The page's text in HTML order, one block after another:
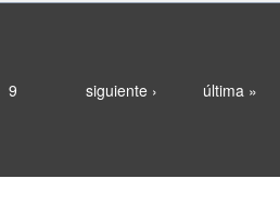
9 siguiente › última »